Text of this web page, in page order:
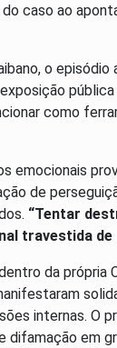
caso ao
o
como
emocionais
de
“Tentar
travestida de
da própria
internas. O
em